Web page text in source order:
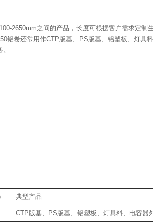
2650mm之间的产品，长度可根据客户需求定制
铝卷还常用作CTP版基、PS版基、铝塑板、灯具
典型产品
CTP版基、PS版基、铝塑板、灯具料、电容器